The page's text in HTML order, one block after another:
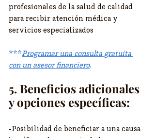
profesionales de la salud de calidad
para recibir atención médica y
servicios especializados
***Programar una consulta gratuita
con un asesor financiero.
5. Beneficios adicionales
y opciones específicas:
-Posibilidad de beneficiar a una causa